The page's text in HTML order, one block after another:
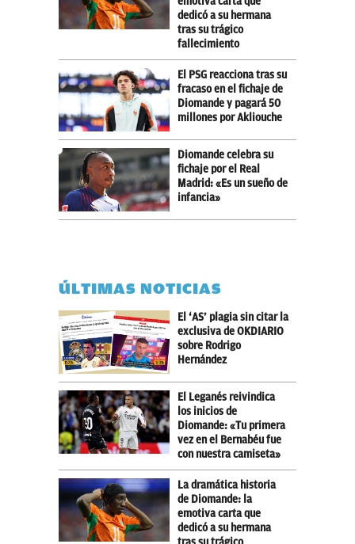
dedicó a su hermana
tras su trágico
fallecimiento
El PSG reacciona tras su
fracaso en el fichaje de
Diomande y pagará 50
millones por Akliouche
Diomande celebra su
fichaje por el Real
Madrid: «Es un sueño de
infancia»
ÚLTIMAS NOTICIAS
El ‘AS’ plagia sin citar la
exclusiva de OKDIARIO
sobre Rodrigo
Hernández
El Leganés reivindica
los inicios de
Diomande: «Tu primera
vez en el Bernabéu fue
con nuestra camiseta»
La dramática historia
de Diomande: la
emotiva carta que
dedicó a su hermana